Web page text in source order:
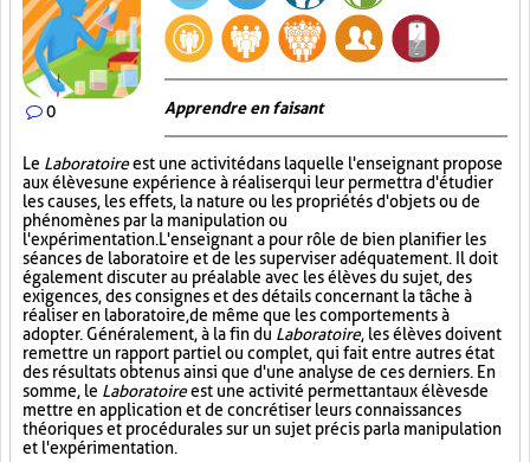
0 Apprendre en faisant
Le Laboratoireest une activité dans laquelle l'enseignant propose
aux élèves une expérience à réaliser qui leur permettra d'étudier
les causes, les effets, la nature ou les propriétés d'objets ou de
phénomènes par la manipulation ou
l'expérimentation. L'enseignant a pour rôle de bien planifier les
séances de laboratoire et de les superviser adéquatement. Il doit
également discuter au préalable avec les élèves du sujet, des
exigences, des consignes et des détails concernant la tâche à
réaliser en laboratoire, de même que les comportements à
adopter. Généralement, à la fin du Laboratoire, les élèves doivent
remettre un rapport partiel ou complet, qui fait entre autres état
des résultats obtenus ainsi que d'une analyse de ces derniers. En
somme, le Laboratoireest une activité permettant aux élèves de
mettre en application et de concrétiser leurs connaissances
théoriques et procédurales sur un sujet précis par la manipulation
et l'expérimentation.